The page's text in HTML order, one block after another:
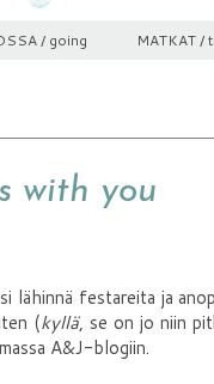
/ going MATKAT /
with you
lähinnä festareita ja
(kyllä, se on jo niin
A&J-blogiin.